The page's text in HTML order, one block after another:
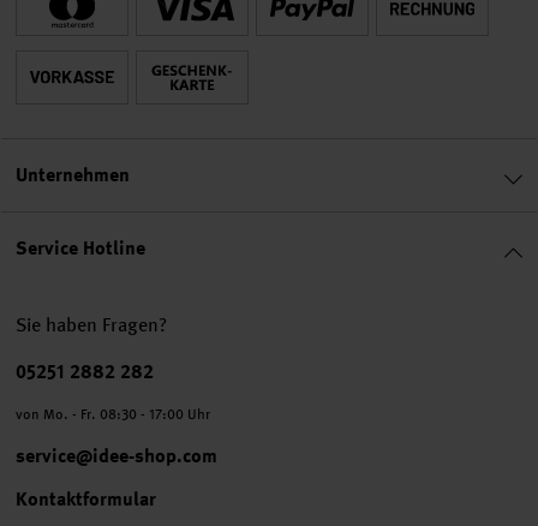
Service Hotline
Sie haben Fragen?
Telefonnummer
05251 2882 282
von Mo. - Fr. 08:30 - 17:00 Uhr
service@idee-shop.com
Kontaktformular
Unternehmen